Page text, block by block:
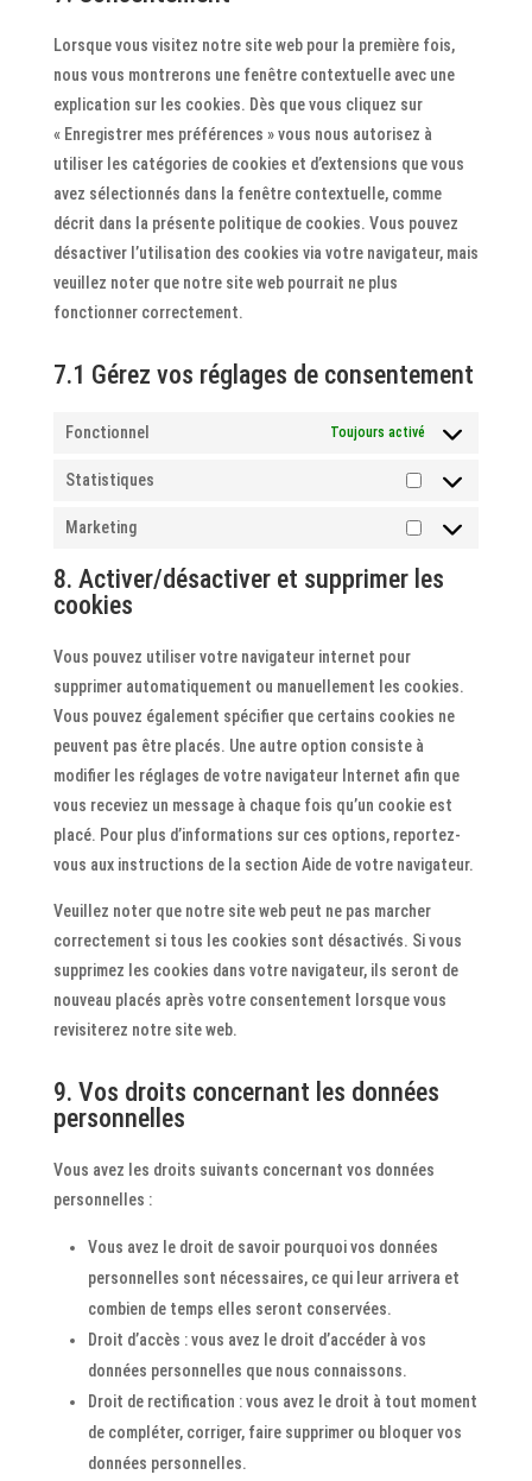
divers
Lorsque vous visitez notre site web pour la première fois,
nous vous montrerons une fenêtre contextuelle avec une
explication sur les cookies. Dès que vous cliquez sur
« Enregistrer mes préférences » vous nous autorisez à
utiliser les catégories de cookies et d’extensions que vous
avez sélectionnés dans la fenêtre contextuelle, comme
décrit dans la présente politique de cookies. Vous pouvez
désactiver l’utilisation des cookies via votre navigateur, mais
veuillez noter que notre site web pourrait ne plus
fonctionner correctement.
7.1 Gérez vos réglages de consentement
Fonctionnel Toujours activé
Statistiques
Statistiques
Marketing
Marketing
8. Activer/désactiver et supprimer les
cookies
Vous pouvez utiliser votre navigateur internet pour
supprimer automatiquement ou manuellement les cookies.
Vous pouvez également spécifier que certains cookies ne
peuvent pas être placés. Une autre option consiste à
modifier les réglages de votre navigateur Internet afin que
vous receviez un message à chaque fois qu’un cookie est
placé. Pour plus d’informations sur ces options, reportez-
vous aux instructions de la section Aide de votre navigateur.
Veuillez noter que notre site web peut ne pas marcher
correctement si tous les cookies sont désactivés. Si vous
supprimez les cookies dans votre navigateur, ils seront de
nouveau placés après votre consentement lorsque vous
revisiterez notre site web.
9. Vos droits concernant les données
personnelles
Vous avez les droits suivants concernant vos données
personnelles :
Vous avez le droit de savoir pourquoi vos données
personnelles sont nécessaires, ce qui leur arrivera et
combien de temps elles seront conservées.
Droit d’accès : vous avez le droit d’accéder à vos
données personnelles que nous connaissons.
Droit de rectification : vous avez le droit à tout moment
de compléter, corriger, faire supprimer ou bloquer vos
données personnelles.